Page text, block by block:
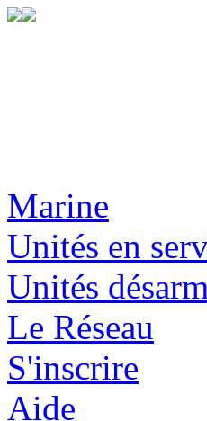
Marine
Unités en
Unités
Le Réseau
S'inscrire
Aide